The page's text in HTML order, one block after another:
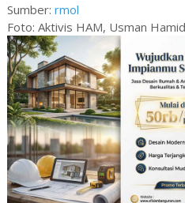
Sumber: rmol
Foto: Aktivis HAM, Usman